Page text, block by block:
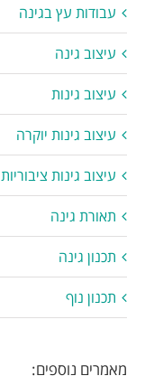
עבודות עץ בגינה
עיצוב גינה
עיצוב גינות
עיצוב גינות יוקרה
עיצוב גינות ציבוריות
תאורת גינה
תכנון גינה
תכנון נוף
מאמרים נוספים: